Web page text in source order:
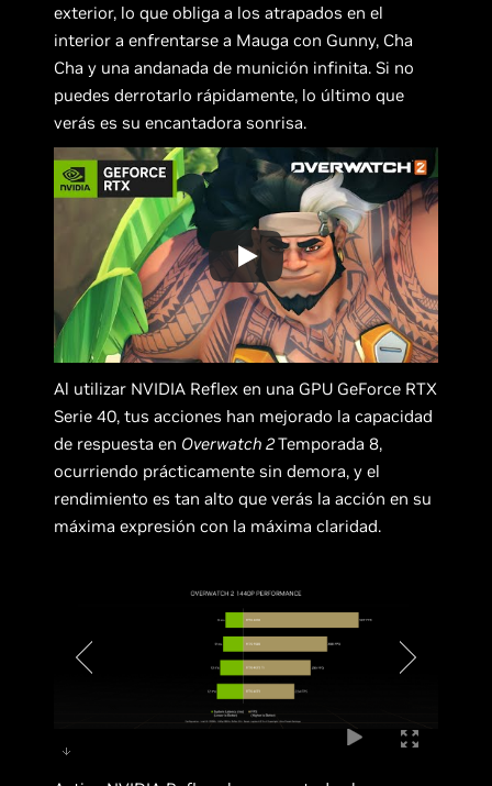
exterior, lo que obliga a los atrapados en el
interior a enfrentarse a Mauga con Gunny, Cha
Cha y una andanada de munición infinita. Si no
puedes derrotarlo rápidamente, lo último que
verás es su encantadora sonrisa.
Al utilizar NVIDIA Reflex en una GPU GeForce RTX
Serie 40, tus acciones han mejorado la capacidad
de respuesta en Overwatch 2Temporada 8,
ocurriendo prácticamente sin demora, y el
rendimiento es tan alto que verás la acción en su
máxima expresión con la máxima claridad.